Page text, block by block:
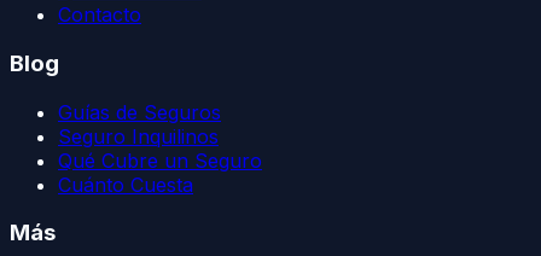
Contacto
Blog
Guías de Seguros
Seguro Inquilinos
Qué Cubre un Seguro
Cuánto Cuesta
Más